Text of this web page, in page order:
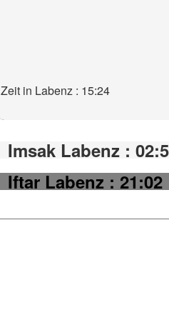
Zeit in Labenz : 15:24
Imsak Labenz :
Iftar Labenz : 21:02